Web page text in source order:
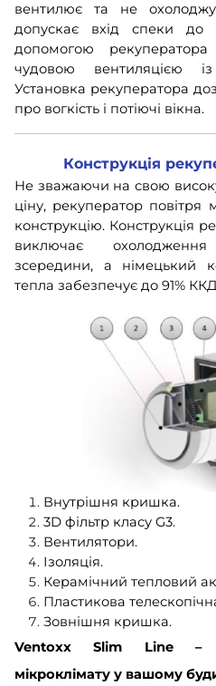
вентилює та не
допускає вхід спеки до
допомогою рекуператора
чудовою вентиляцією
Установка рекуператора
про вогкість і потіючі вікна.
Конструкція
Не зважаючи на свою
ціну, рекуператор
конструкцію. Конструкція
виключає
зсередини, а німецький
тепла забезпечує до 91%
Внутрішня кришка.
3D фільтр класу G3.
Вентилятори.
Ізоляція.
Керамічний тепловий
Пластикова
Зовнішня кришка.
Ventoxx Slim Line –
мікроклімату у вашому